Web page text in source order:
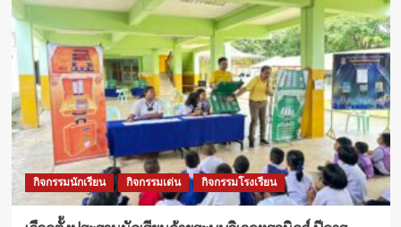
กิจกรรมนักเรียน กิจกรรมเด่น กิจกรรมโรงเรียน